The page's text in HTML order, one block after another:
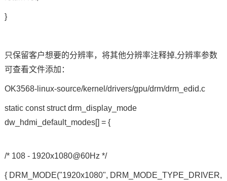
}
只保留客户想要的分辨率，将其他分辨率注释掉,分辨率参数
可查看文件添加：
OK3568-linux-source/kernel/drivers/gpu/drm/drm_edid.c
static const struct drm_display_mode
dw_hdmi_default_modes[] = {
/* 108 - 1920x1080@60Hz */
{ DRM_MODE("1920x1080", DRM_MODE_TYPE_DRIVER,